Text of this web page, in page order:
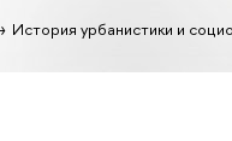
История урбанистики и